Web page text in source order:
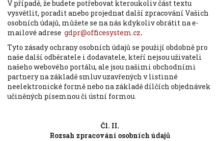
V případě, že budete potřebovat kteroukoliv část textu
vysvětlit, poradit anebo projednat další zpracování Vašich
osobních údajů, můžete se na nás kdykoliv obrátit na e-
mailové adrese gdpr@officesystem.cz.
Tyto zásady ochrany osobních údajů se použijí obdobně pro
naše další odběratele i dodavatele, kteří nejsou uživateli
našeho webového portálu, ale jsou našimi obchodními
partnery na základě smluv uzavřených v listinné
neelektronické formě nebo na základě dílčích objednávek
učiněných písemnou či ústní formou.
Čl. II.
Rozsah zpracování osobních údajů